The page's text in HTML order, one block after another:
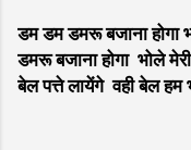
लिरिक्स वि...
डम डम डमरू बजाना होगा
डमरू बजाना होगा भोले
बेल पत्ते लायेंगे वही बेल
कुटिया में आना होगा